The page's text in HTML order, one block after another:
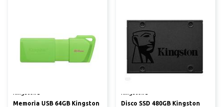
Memoria USB 64GB Kingston
Disco SSD 480GB Kingston